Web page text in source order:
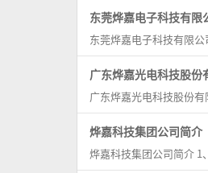
东莞烨嘉电子科技有限
东莞烨嘉电子科技有限公
广东烨嘉光电科技股份
广东烨嘉光电科技股份
烨嘉科技集团公司简介
烨嘉科技集团公司简介 1